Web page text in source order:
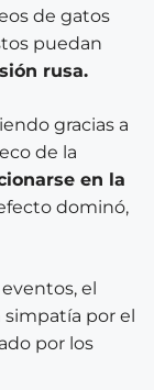
de gatos
puedan
rusa.
gracias a
de la
en la
dominó,
el
por el
por los